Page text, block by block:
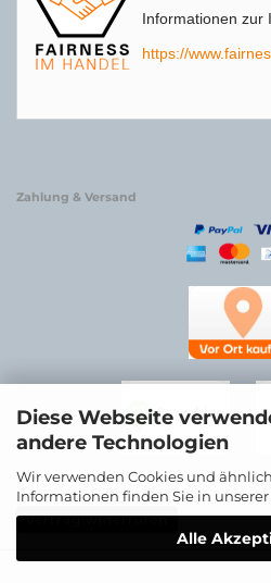
Diese Webseite
andere Technologien
Wir verwenden Cookies und
Informationen finden Sie in unserer
Alle
Informationen zur
https://
Zahlung & Versand
Vertrag widerrufen